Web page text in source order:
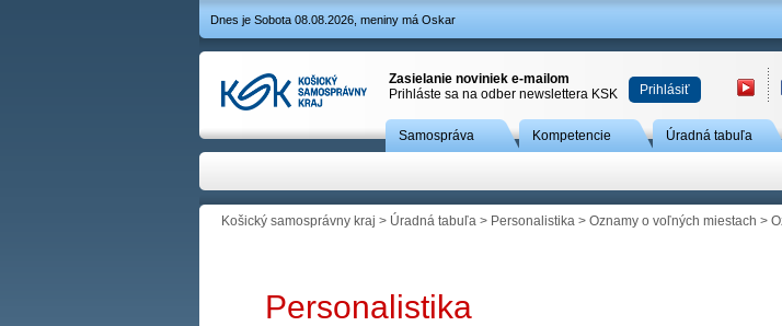
Dnes je Sobota 08.08.2026, meniny má Oskar
Zasielanie noviniek e-mailom
Prihláste sa na odber newslettera KSK
Prihlásiť
Samospráva Kompetencie Úradná tabuľa
Košický samosprávny kraj > Úradná tabuľa > Personalistika > Oznamy o voľných miestach >
Personalistika